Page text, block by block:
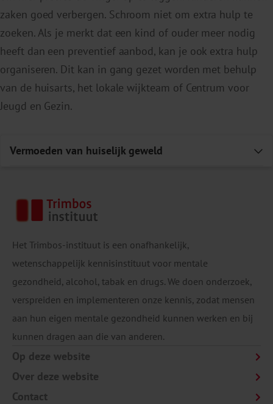
zaken goed verbergen. Schroom niet om extra hulp te
zoeken. Als je merkt dat een kind of ouder meer nodig
heeft dan een preventief aanbod, kan je ook extra hulp
organiseren. Dit kan in gang gezet worden met behulp
van de huisarts, het lokale wijkteam of Centrum voor
Jeugd en Gezin.
Vermoeden van huiselijk geweld
Het Trimbos-instituut is een onafhankelijk,
wetenschappelijk kennisinstituut voor mentale
gezondheid, alcohol, tabak en drugs. We doen onderzoek,
verspreiden en implementeren onze kennis, zodat mensen
aan hun eigen mentale gezondheid kunnen werken en bij
kunnen dragen aan die van anderen.
Op deze website
Over deze website
Contact